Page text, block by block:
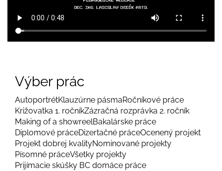
Výber prác
AutoportrétKlauzúrne pásmaRočníkové práce
Križovatka 1. ročníkZázračná rozprávka 2. ročník
Making of a showreelBakalárske práce
Diplomové práceDizertačné práceOcenený projekt
Projekt dobrej kvalityNominované projekty
Písomné práceVšetky projekty
Prijímacie skúšky BC domáce práce